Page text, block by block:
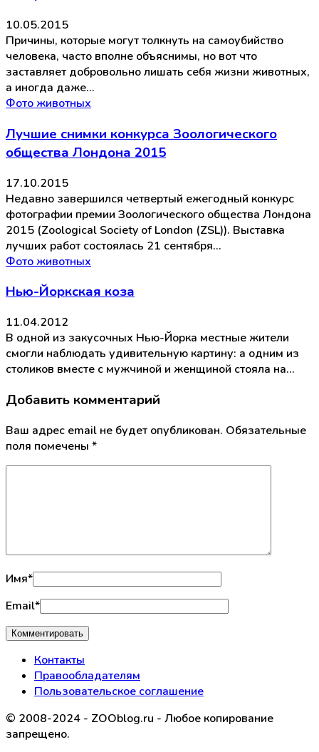
10.05.2015
Причины, которые могут толкнуть на самоубийство
человека, часто вполне объяснимы, но вот что
заставляет добровольно лишать себя жизни животных,
а иногда даже…
Фото животных
Лучшие снимки конкурса Зоологического
общества Лондона 2015
17.10.2015
Недавно завершился четвертый ежегодный конкурс
фотографии премии Зоологического общества Лондона
2015 (Zoological Society of London (ZSL)). Выставка
лучших работ состоялась 21 сентября…
Фото животных
Нью-Йоркская коза
11.04.2012
В одной из закусочных Нью-Йорка местные жители
смогли наблюдать удивительную картину: а одним из
столиков вместе с мужчиной и женщиной стояла на…
Добавить комментарий
Ваш адрес email не будет опубликован. Обязательные
поля помечены *
Имя*
Email*
Контакты
Правообладателям
Пользовательское соглашение
© 2008-2024 - ZOOblog.ru - Любое копирование
запрещено.